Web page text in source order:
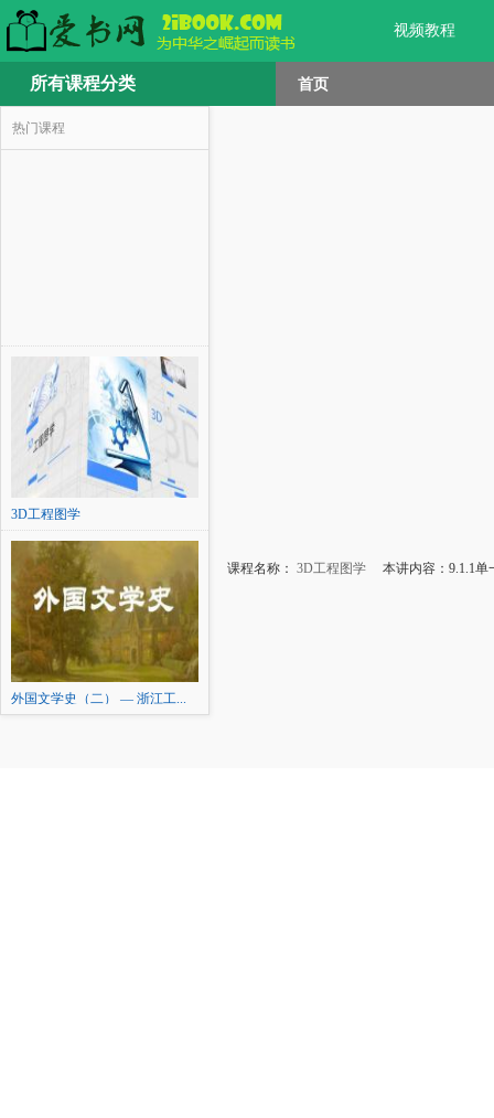
视频教程
所有课程分类 首页
热门课程
3D工程图学
外国文学史（二） — 浙江工...
课程名称： 3D工程图学 本讲内容：9.1.1单